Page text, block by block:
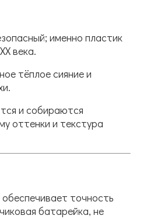
именно пластик
века.
тёплое сияние и
и собираются
оттенки и текстура
точность
батарейка, не